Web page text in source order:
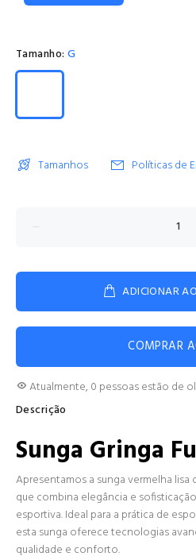
Tamanho: G
Tamanhos Políticas de
ADICIONAR
COMPRAR
Atualmente, 0 pessoas estão de
Descrição
Sunga Gringa
Apresentamos a sunga vermelha
que combina elegância e
esportiva. Ideal para a prática de
esta sunga oferece tecnologias
qualidade e conforto.